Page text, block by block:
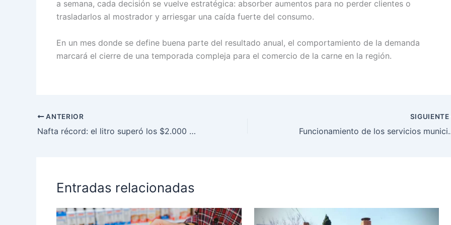
a semana, cada decisión se vuelve estratégica: absorber aumentos para no perder clientes o
trasladarlos al mostrador y arriesgar una caída fuerte del consumo.
En un mes donde se define buena parte del resultado anual, el comportamiento de la demanda
marcará el cierre de una temporada compleja para el comercio de la carne en la región.
ANTERIOR
Nafta récord: el litro superó los $2.000 por el impuesto a los combustibles y presiona sobre el bolsillo
SIGUIENTE
Funcionamiento de
Entradas relacionadas